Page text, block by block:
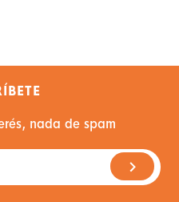
nada de spam